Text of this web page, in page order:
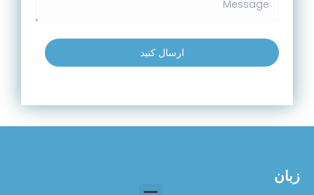
ارسال کنید
زبان